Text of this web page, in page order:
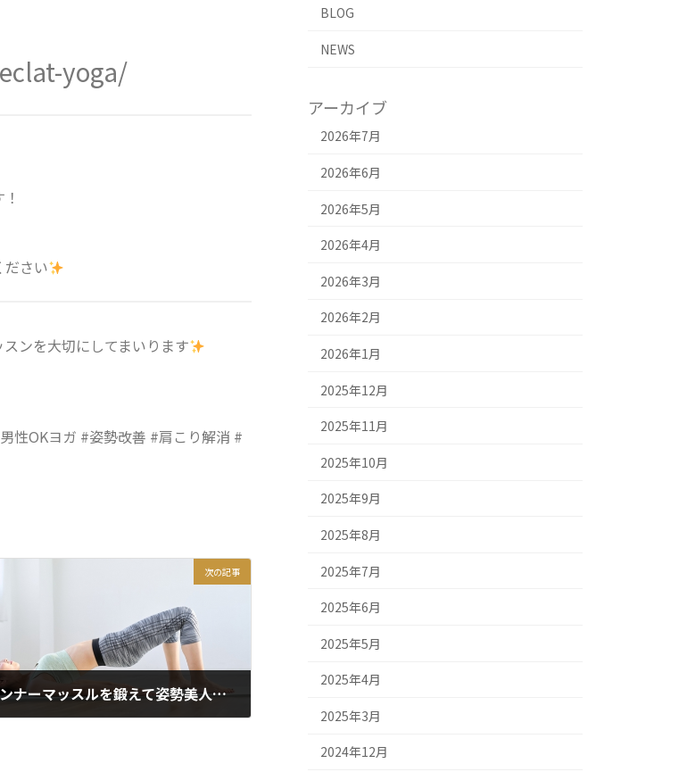
yoga/
ださい
ンを大切にしてまいります
性OKヨガ #姿勢改善 #肩こり解消 #
次の記事
ッスルを鍛えて姿勢美人】ピラティスで体の内側から整える方法｜上野・浅草パーソナル対応
BLOG
NEWS
アーカイブ
2026年7月
2026年6月
2026年5月
2026年4月
2026年3月
2026年2月
2026年1月
2025年12月
2025年11月
2025年10月
2025年9月
2025年8月
2025年7月
2025年6月
2025年5月
2025年4月
2025年3月
2024年12月